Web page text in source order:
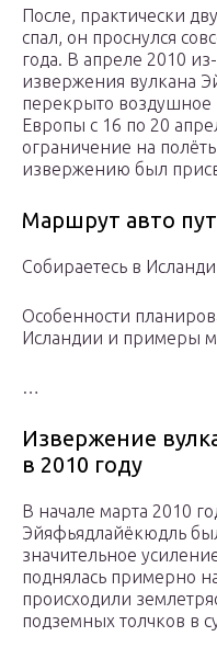
После, практически
спал, он проснулся
года. В апреле 2010
извержения вулкана
перекрыто воздушное
Европы с 16 по 20
ограничение на
извержению был
Маршрут авто
Собираетесь в
Особенности
Исландии и примеры
…
Извержение
в 2010 году
В начале марта 2010
Эйяфьядлайёкюдль
значительное
поднялась примерно
происходили
подземных толчков в